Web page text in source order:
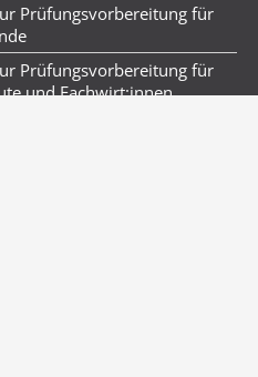
Prüfungsvorbereitung für
Prüfungsvorbereitung für
und Fachwirt:innen